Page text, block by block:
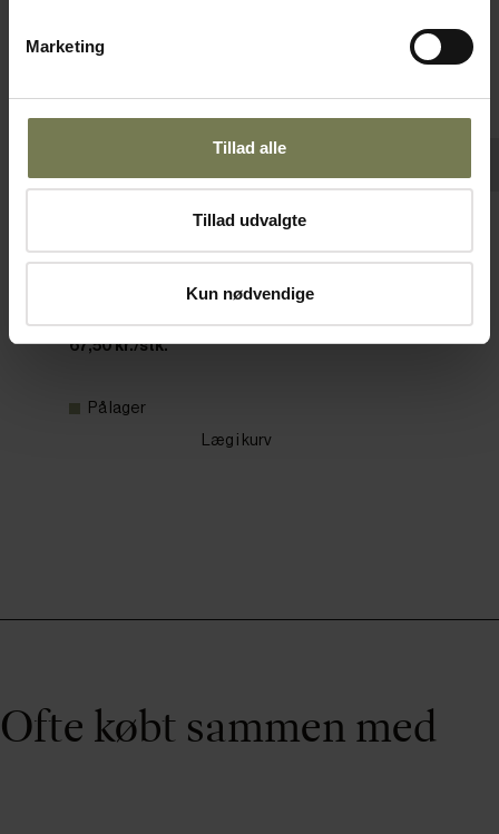
Marketing
Tillad alle
Tillad udvalgte
Kun nødvendige
Kage-/salattang, rustfrit stål, 22 cm
Din pris (ekskl. moms)
67,50 kr./stk.
På lager
Læg i kurv
Ofte købt sammen med